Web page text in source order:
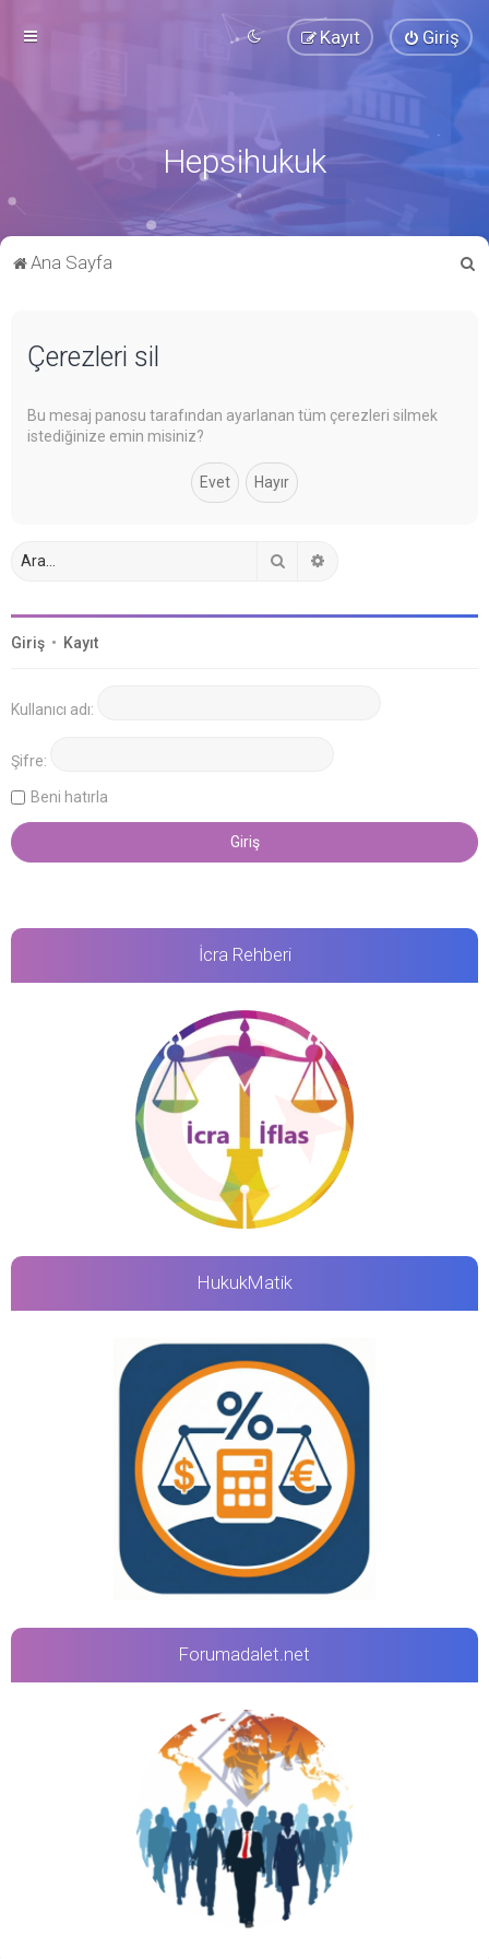
Giriş
Kayıt
Hepsihukuk
Ana Sayfa
Çerezleri sil
Bu mesaj panosu tarafından ayarlanan tüm çerezleri silmek
istediğinize emin misiniz?
Giriş • Kayıt
Kullanıcı adı:
Şifre:
Beni hatırla
İcra Rehberi
HukukMatik
Forumadalet.net